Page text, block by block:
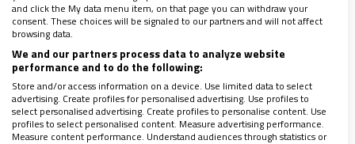
Un gran logro
and click the My data menu item, on that page you can withdraw your
consent. These choices will be signaled to our partners and will not affect
browsing data.
We and our partners process data to analyze website
performance and to do the following:
Store and/or access information on a device. Use limited data to select
advertising. Create profiles for personalised advertising. Use profiles to
select personalised advertising. Create profiles to personalise content. Use
profiles to select personalised content. Measure advertising performance.
Measure content performance. Understand audiences through statistics or